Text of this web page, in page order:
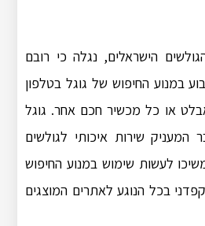
הישראלים, נגלה כי רובם
במנוע החיפוש של גוגל בטלפון
או כל מכשיר חכם אחר. גוגל
שירות איכותי לגולשים
לעשות שימוש במנוע החיפוש
בכל הנוגע לאתרים המוצגים